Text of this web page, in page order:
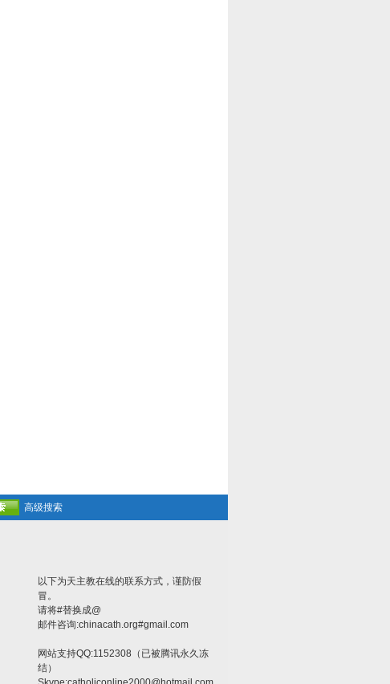
高级搜索
以下为天主教在线的联系方式，谨防假
冒。
请将#替换成@
邮件咨询:chinacath.org#gmail.com
网站支持QQ:1152308（已被腾讯永久冻
结）